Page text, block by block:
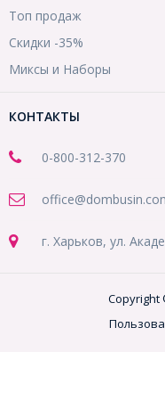
Топ продаж
Скидки -35%
Миксы и Наборы
КОНТАКТЫ
0-800-312-370
г. Харьков, ул.
Copyright